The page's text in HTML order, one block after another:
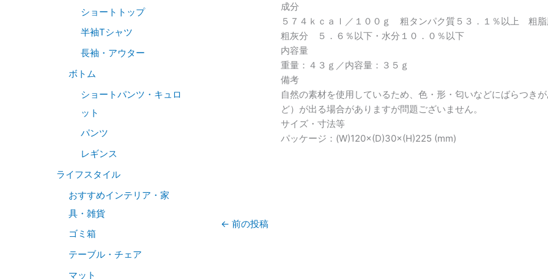
ショートトップ
半袖Tシャツ
長袖・アウター
ボトム
ショートパンツ・キュロ
ット
パンツ
レギンス
ライフスタイル
おすすめインテリア・家
具・雑貨
ゴミ箱
テーブル・チェア
マット
成分
５７４ｋｃａｌ／１００ｇ 粗タンパク質５３．１％以上 粗
粗灰分 ５．６％以下・水分１０．０％以下
内容量
重量：４３ｇ／内容量：３５ｇ
備考
自然の素材を使用しているため、色・形・匂いなどにばらつき
ど）が出る場合がありますが問題ございません。
サイズ・寸法等
パッケージ：(W)120×(D)30×(H)225 (mm)
← 前の投稿